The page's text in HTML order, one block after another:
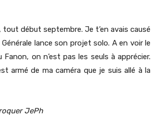
début septembre. Je t’en avais causé
lance son projet solo. A en voir le
on n’est pas les seuls à apprécier.
armé de ma caméra que je suis allé à la
JePh